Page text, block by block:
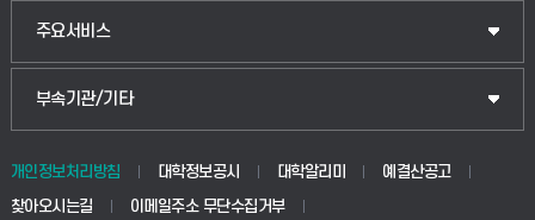
생명공학부
산업대학원
공공정책대학원
교육대학원
주요서비스
입학안내
웹메일
학사시스템(전문학사 및 전공심화)
부속기관/기타
중앙도서관
학생생활관(안성)
개인정보처리방침 대학정보공시 대학알리미
예결산공고
찾아오시는길
이메일주소 무단수집거부